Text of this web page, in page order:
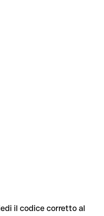
il codice corretto al